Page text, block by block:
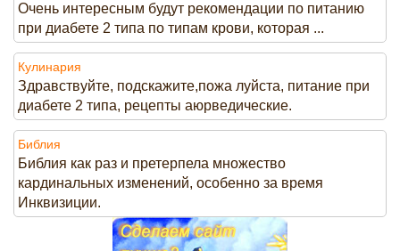
Очень интересным будут рекомендации по питанию
при диабете 2 типа по типам крови, которая ...
Кулинария
Здравствуйте, подскажите,пожа луйста, питание при
диабете 2 типа, рецепты аюрведические.
Библия
Библия как раз и претерпела множество
кардинальных изменений, особенно за время
Инквизиции.